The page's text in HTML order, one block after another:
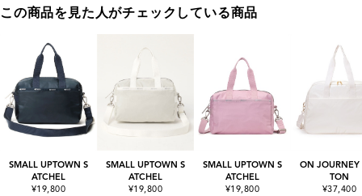
この商品を見た人がチェックしている商品
SMALL UPTOWN S
ATCHEL
¥19,800
SMALL UPTOWN S
ATCHEL
¥19,800
SMALL UPTOWN S
ATCHEL
¥19,800
ON JOURNEY
TON
¥37,400